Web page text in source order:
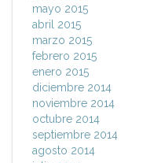
mayo 2015
abril 2015
marzo 2015
febrero 2015
enero 2015
diciembre 2014
noviembre 2014
octubre 2014
septiembre 2014
agosto 2014